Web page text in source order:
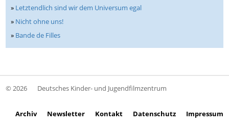
» Letztendlich sind wir dem Universum egal
» Nicht ohne uns!
» Bande de Filles
© 2026 Deutsches Kinder- und Jugendfilmzentrum
Archiv Newsletter Kontakt Datenschutz Impressum